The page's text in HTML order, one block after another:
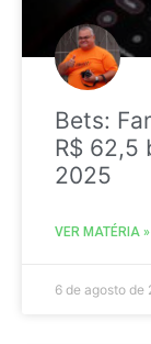
Bets:
R$ 62,5
2025
VER MATÉRIA »
6 de agosto de